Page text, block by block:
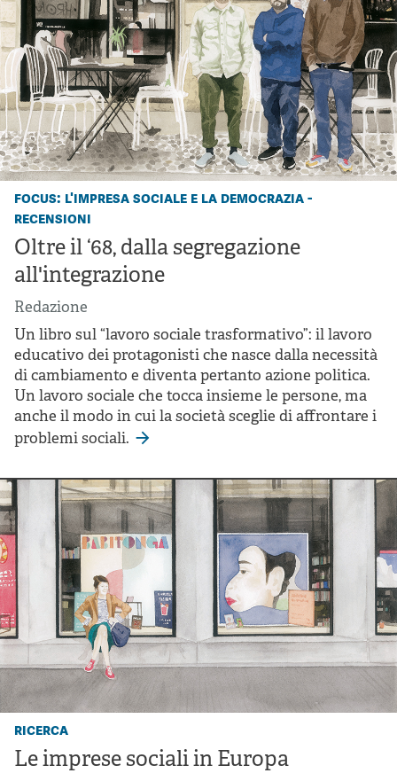
focus: l'impresa sociale e la democrazia -
recensioni
Oltre il ‘68, dalla segregazione
all'integrazione
Redazione
Un libro sul “lavoro sociale trasformativo”: il lavoro
educativo dei protagonisti che nasce dalla necessità
di cambiamento e diventa pertanto azione politica.
Un lavoro sociale che tocca insieme le persone, ma
anche il modo in cui la società sceglie di affrontare i
problemi sociali.
ricerca
Le imprese sociali in Europa